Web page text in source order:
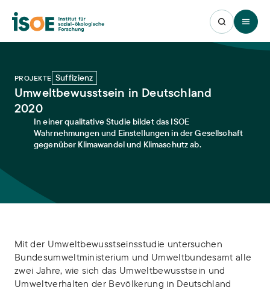
Open
PROJEKTE Suffizienz
Umweltbewusstsein in Deutschland
2020
In einer qualitative Studie bildet das ISOE
Wahrnehmungen und Einstellungen in der Gesellschaft
gegenüber Klimawandel und Klimaschutz ab.
Mit der Umweltbewusstseinsstudie untersuchen
Bundesumweltministerium und Umweltbundesamt alle
zwei Jahre, wie sich das Umweltbewusstsein und
Umweltverhalten der Bevölkerung in Deutschland